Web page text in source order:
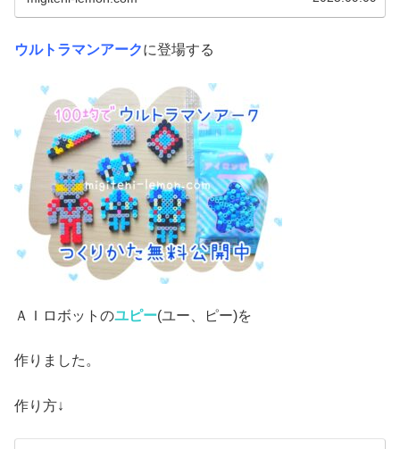
ウルトラマンアークに登場する
ＡＩロボットのユピー(ユー、ピー)を
作りました。
作り方↓